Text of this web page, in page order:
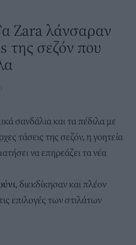
Zara λάνσαραν
της σεζόν που
σανδάλια και τα πέδιλα με
τάσεις της σεζόν, η γοητεία
να επηρεάζει τα νέα
, διεκδίκησαν και πλέον
επιλογές των στιλάτων